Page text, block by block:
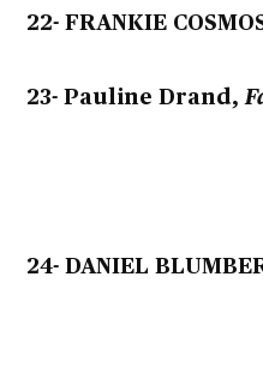
22- FRANKIE
23- Pauline Drand,
24- DANIEL